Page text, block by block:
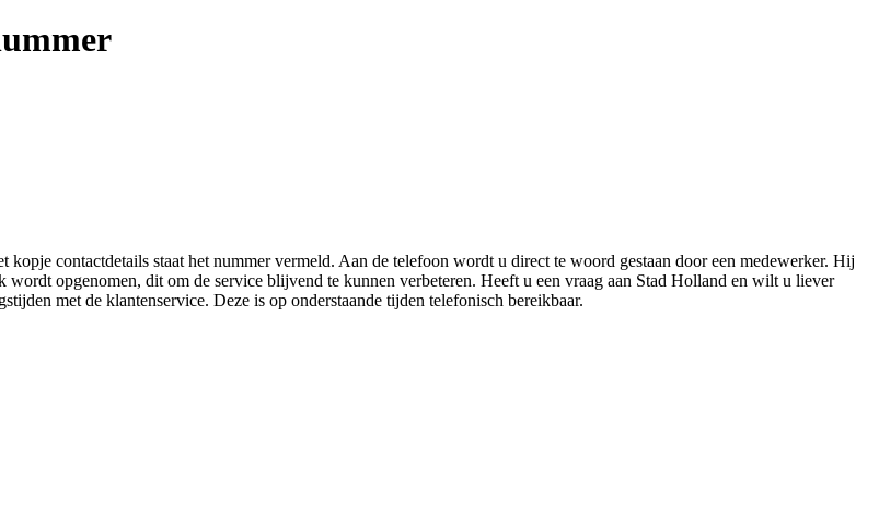
contactdetails staat het nummer vermeld. Aan de telefoon wordt u direct te woord gestaan door een medewerker. Hij
opgenomen, dit om de service blijvend te kunnen verbeteren. Heeft u een vraag aan Stad Holland en wilt u liever
met de klantenservice. Deze is op onderstaande tijden telefonisch bereikbaar.